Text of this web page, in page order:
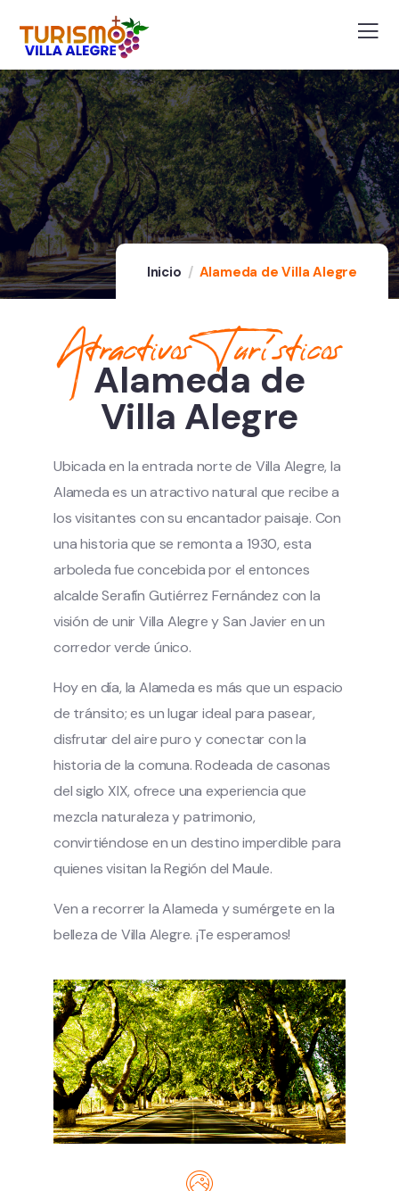
Inicio Alameda de Villa Alegre
Atractivos Turísticos
Alameda de
Villa Alegre
Ubicada en la entrada norte de Villa Alegre, la
Alameda es un atractivo natural que recibe a
los visitantes con su encantador paisaje. Con
una historia que se remonta a 1930, esta
arboleda fue concebida por el entonces
alcalde Serafín Gutiérrez Fernández con la
visión de unir Villa Alegre y San Javier en un
corredor verde único.
Hoy en día, la Alameda es más que un espacio
de tránsito; es un lugar ideal para pasear,
disfrutar del aire puro y conectar con la
historia de la comuna. Rodeada de casonas
del siglo XIX, ofrece una experiencia que
mezcla naturaleza y patrimonio,
convirtiéndose en un destino imperdible para
quienes visitan la Región del Maule.
Ven a recorrer la Alameda y sumérgete en la
belleza de Villa Alegre. ¡Te esperamos!